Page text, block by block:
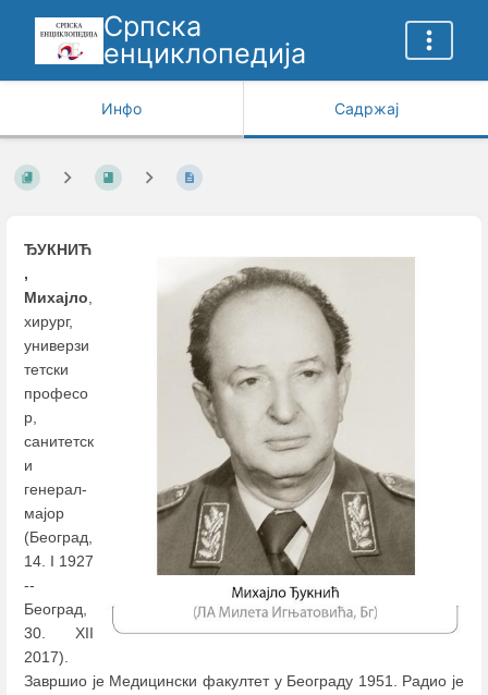
Српска
енциклопедија
Инфо Садржај
ЂУКНИЋ
,
Михајло,
хирург,
универзи
тетски
професо
р,
санитетск
и
генерал-
мајор
(Београд,
14. I 1927
--
Београд,
30. XII
2017).
Завршио је Медицински факултет у Београду 1951. Радио је